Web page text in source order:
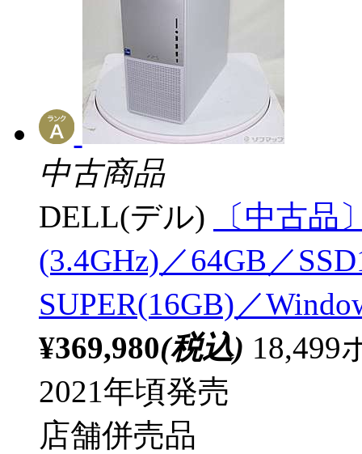
中古商品
DELL(デル)
〔中古品
(3.4GHz)／64GB／
SUPER(16GB)／
¥369,980(税込) 18,499
2021年頃発売
店舗併売品